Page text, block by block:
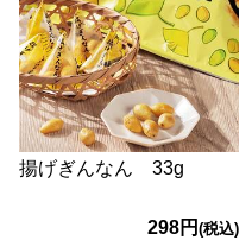
揚げぎんなん 33g
298円(税込)